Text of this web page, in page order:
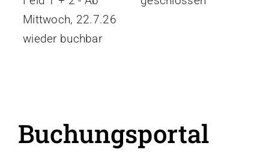
Mittwoch, 22.7.26
wieder buchbar
Buchungsportal